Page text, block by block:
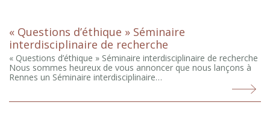
« Questions d’éthique » Séminaire
interdisciplinaire de recherche
« Questions d’éthique » Séminaire interdisciplinaire de recherche
Nous sommes heureux de vous annoncer que nous lançons à
Rennes un Séminaire interdisciplinaire…